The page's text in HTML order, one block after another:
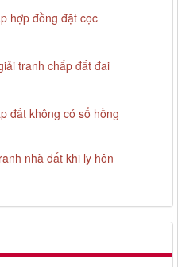
hợp đồng đặt cọc
tranh chấp đất đai
đất không có sổ hồng
nhà đất khi ly hôn